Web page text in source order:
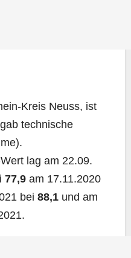
Kreis Neuss, ist
tech­ni­sche
lag am 22.09.
77,9 am 17.11.2020
bei 88,1 und am